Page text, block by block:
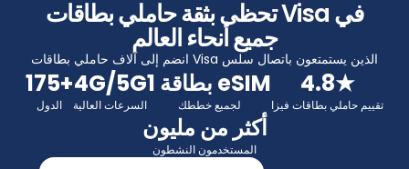
تحظى بثقة حاملي بطاقات Visa في
جميع أنحاء العالم
انضم إلى آلاف حاملي بطاقات Visa الذين يستمتعون باتصال سلس
175+
الدول
4G/5G
السرعات العالية
1 بطاقة eSIM
لجميع خططك
4.8★
تقييم حاملي بطاقات فيزا
أكثر من مليون
المستخدمون النشطون